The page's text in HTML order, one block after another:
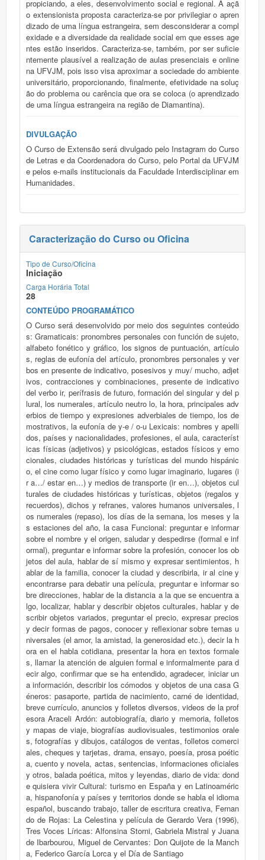
propiciando, a eles, desenvolvimento social e regional. A açã
o extensionista proposta caracteriza-se por privilegiar o apren
dizado de uma língua estrangeira, sem desconsiderar a compl
exidade e a diversidade da realidade social em que esses age
ntes estão inseridos. Caracteriza-se, também, por ser suficie
ntemente plausível a realização de aulas presenciais e online
na UFVJM, pois isso visa aproximar a sociedade do ambiente
universitário, proporcionando, finalmente, efetividade na soluç
ão do problema ou carência que ora se coloca (o aprendizado
de uma língua estrangeira na região de Diamantina).
DIVULGAÇÃO
O Curso de Extensão será divulgado pelo Instagram do Curso
de Letras e da Coordenadora do Curso, pelo Portal da UFVJM
e pelos e-mails institucionais da Faculdade Interdisciplinar em
Humanidades.
Caracterização do Curso ou Oficina
Tipo de Curso/Oficina
Iniciação
Carga Horária Total
28
CONTEÚDO PROGRAMÁTICO
O Curso será desenvolvido por meio dos seguintes conteúdo
s: Gramaticais: pronombres personales con función de sujeto,
alfabeto fonético y gráfico, los signos de puntuación, artículo
s, reglas de eufonía del artículo, pronombres personales y ver
bos en presente de indicativo, posesivos y muy/ mucho, adjet
ivos, contracciones y combinaciones, presente de indicativo
del verbo ir, perífrasis de futuro, formación del singular y del p
lural, los numerales, artículo neutro lo, la hora, principales adv
erbios de tiempo y expresiones adverbiales de tiempo, los de
mostrativos, la eufonía de y-e / o-u Lexicais: nombres y apelli
dos, países y nacionalidades, profesiones, el aula, característ
icas físicas (adjetivos) y psicológicas, estados físicos y emo
cionales, ciudades históricas y turísticas del mundo hispánic
o, el cine como lugar físico y como lugar imaginario, lugares (i
r a…/ estar en…) y medios de transporte (ir en…), objetos cul
turales de ciudades históricas y turísticas, objetos (regalos y
recuerdos), dichos y refranes, valores humanos universales, l
os numerales (repaso), los días de la semana, los meses y la
s estaciones del año, la casa Funcional: preguntar e informar
sobre el nombre y el origen, saludar y despedirse (formal e inf
ormal), preguntar e informar sobre la profesión, conocer los ob
jetos del aula, hablar de sí mismo y expresar sentimientos, h
ablar de la familia, conocer la ciudad y describirla, ir al cine y
encontrarse para debatir una película, preguntar e informar so
bre direcciones, hablar de la distancia a la que se encuentra a
lgo, localizar, hablar y describir objetos culturales, hablar y de
scribir objetos variados, preguntar el precio, expresar precios
y decir formas de pagos, conocer y reflexionar sobre temas u
niversales (el amor, la amistad, la generosidad etc.), decir la h
ora en el habla cotidiana, presentar la hora en textos formale
s, llamar la atención de alguien formal e informalmente para d
ecir algo, confirmar que se ha entendido, agradecer, iniciar un
a información, describir los cómodos y objetos de una casa G
éneros: pasaporte, partida de nacimiento, carné de identidad,
breve currículo, anuncios y folletos diversos, videos de la prof
esora Araceli Ardón: autobiografía, diario y memoria, folletos
y mapas de viaje, biografías audiovisuales, testimonios orale
s, fotografías y dibujos, catálogos de ventas, folletos comerci
ales, cheques y tarjetas, drama, ensayo, poesía, prosa poétic
a, cuento y novela, actas, sentencias, informaciones oficiales
y otros, balada poética, mitos y leyendas, diario de vida: dond
e quisiera vivir Cultural: turismo en España y en Latinoaméric
a, hispanofonía y países y territorios donde se habla el idioma
español, buscando trabajo, taller de escritura creativa, Fernan
do de Rojas: La Celestina y película de Gerardo Vera (1996),
Tres Voces Líricas: Alfonsina Storni, Gabriela Mistral y Juana
de Ibarbourou, Miguel de Cervantes: Don Quijote de la Manch
a, Federico García Lorca y el Día de Santiago